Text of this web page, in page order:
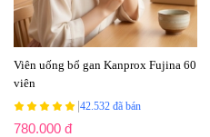
Viên uống bổ gan Kanprox Fujina 60
viên
42.532 đã bán
780.000 đ